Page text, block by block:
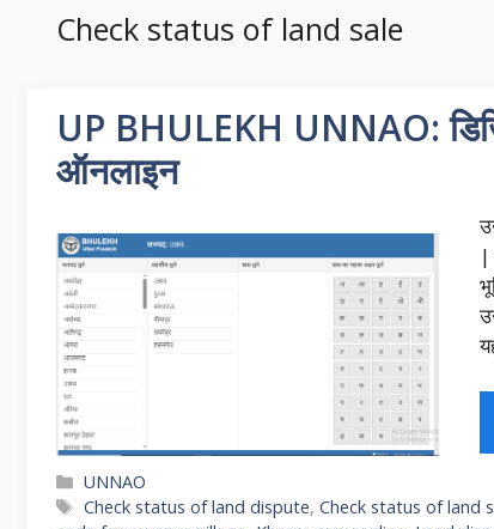
Check status of land sale
UP BHULEKH UNNAO:
ऑनलाइन
|
Categories
UNNAO
Tags
Check status of land dispute,Check status of land